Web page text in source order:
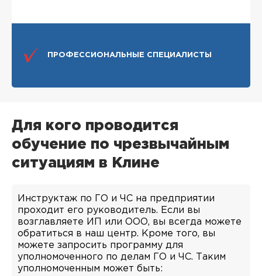
ПРОФЕССИОНАЛЬНЫЕ СПЕЦИАЛИСТЫ
Для кого проводится
обучение по чрезвычайным
ситуациям в Клине
Инструктаж по ГО и ЧС на предприятии
проходит его руководитель. Если вы
возглавляете ИП или ООО, вы всегда можете
обратиться в наш центр. Кроме того, вы
можете запросить программу для
уполномоченного по делам ГО и ЧС. Таким
уполномоченным может быть: